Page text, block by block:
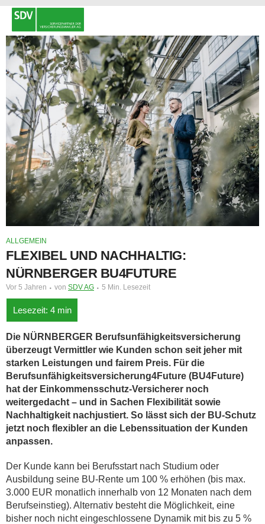
ALLGEMEIN
FLEXIBEL UND NACHHALTIG:
NÜRNBERGER BU4FUTURE
Vor 5 Jahren von SDV AG 5 Min. Lesezeit
Die NÜRNBERGER Berufsunfähigkeitsversicherung
überzeugt Vermittler wie Kunden schon seit jeher mit
starken Leistungen und fairem Preis. Für die
Berufsunfähigkeitsversicherung4Future (BU4Future)
hat der Einkommensschutz-Versicherer noch
weitergedacht – und in Sachen Flexibilität sowie
Nachhaltigkeit nachjustiert. So lässt sich der BU-Schutz
jetzt noch flexibler an die Lebenssituation der Kunden
anpassen.
Der Kunde kann bei Berufsstart nach Studium oder
Ausbildung seine BU-Rente um 100 % erhöhen (bis max.
3.000 EUR monatlich innerhalb von 12 Monaten nach dem
Berufseinstieg). Alternativ besteht die Möglichkeit, eine
bisher noch nicht eingeschlossene Dynamik mit bis zu 5 %